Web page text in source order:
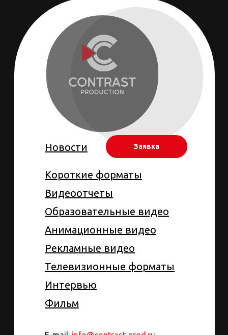
Короткие форматы
Видеоотчеты
Образовательные видео
Анимационные видео
Интервью
Фильм
Телевизионные форматы
Рекламные видео
Заявка
Новости